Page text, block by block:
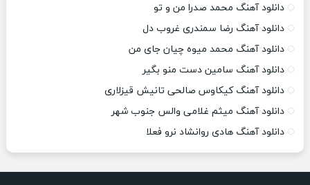
دانلود آهنگ محمد صدرا من و تو
دانلود آهنگ رضا سمندری غروب دل
دانلود آهنگ محمد میوه چیان جای من
دانلود آهنگ سامین دست منو بگیر
دانلود آهنگ کیکاوس صالحی تانیش قیزلاری
دانلود آهنگ میثم غلامی والس جنوب شهر
دانلود آهنگ هادی روانشاد نرو فعلا